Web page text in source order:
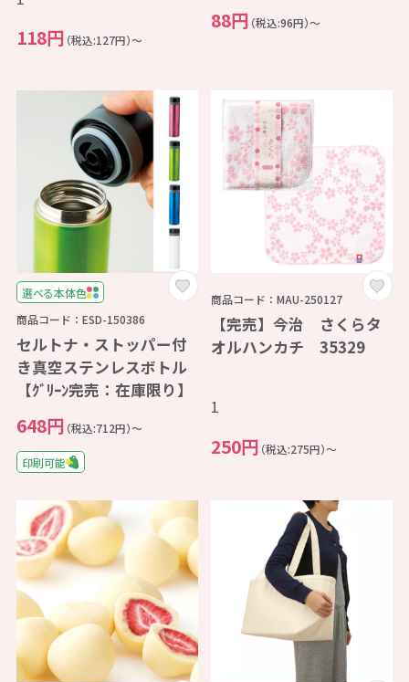
118円 （税込:127円）～
88円 （税込:96円）～
選べる本体色
商品コード：ESD-150386
セルトナ・ストッパー付
き真空ステンレスボトル
【ｸﾞﾘｰﾝ完売：在庫限り】
648円 （税込:712円）～
印刷可能
商品コード：MAU-250127
【完売】今治 さくらタ
オルハンカチ 35329
1
250円 （税込:275円）～